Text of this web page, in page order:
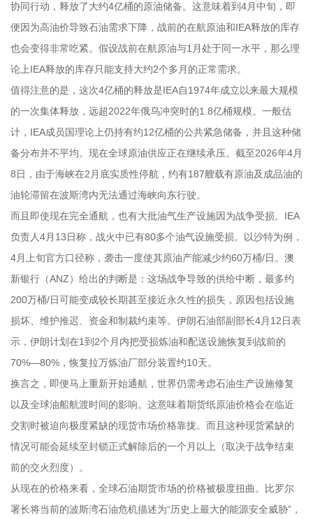
协同行动，释放了大约4亿桶的原油储备。这意味着到4月中旬，即
便因为高油价导致石油需求下降，战前的在航原油和IEA释放的库存
也会变得非常吃紧。假设战前在航原油与1月处于同一水平，那么理
论上IEA释放的库存只能支持大约2个多月的正常需求。
值得注意的是，这次4亿桶的释放是IEA自1974年成立以来最大规模
的一次集体释放，远超2022年俄乌冲突时的1.8亿桶规模。一般估
计，IEA成员国理论上仍持有约12亿桶的公共紧急储备，并且这种储
备分布并不平均。现在全球原油供应正在继续承压。截至2026年4月
8日，由于海峡在2月底实质性停航，约有187艘载有原油及成品油的
油轮滞留在波斯湾内无法通过海峡向东行驶。
而且即使现在完全通航，也有大批油气生产设施因为战争受损。IEA
负责人4月13日称，战火中已有80多个油气设施受损。以沙特为例，
4月上旬官方口径称，袭击一度使其原油产能减少约60万桶/日。澳
新银行（ANZ）给出的判断是：这场战争导致的供给中断，最多约
200万桶/日可能变成较长期甚至接近永久性的损失，原因包括设施
损坏、维护推迟、资金和制裁约束等。伊朗石油部副部长4月12日表
示，伊朗计划在1到2个月内把受损炼油和配送设施恢复到战前的
70%—80%，恢复拉万炼油厂部分装置约10天。
换言之，即便马上重新开始通航，世界仍需考虑石油生产设施修复
以及全球油船航渡时间的影响。这意味着期货纸原油价格会在临近
交割时被迫向极度紧缺的现货市场价格靠拢。而且这种现货紧缺的
情况可能会延续至封锁正式解除后的一个月以上（取决于战争结束
前的交火烈度）。
从现在的价格来看，全球石油期货市场的价格被极度扭曲。比罗尔
署长将当前的波斯湾石油危机描述为“历史上最大的能源安全威胁”，